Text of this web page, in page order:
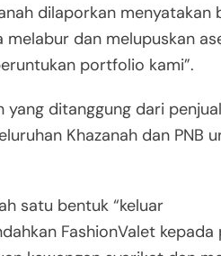
dilaporkan menyatakan
melabur dan melupuskan
portfolio kami”.
yang ditanggung dari
Khazanah dan PNB
satu bentuk “keluar
FashionValet